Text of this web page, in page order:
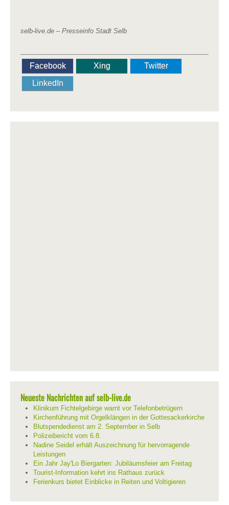
selb-live.de – Presseinfo Stadt Selb
Facebook Xing
Twitter
LinkedIn
Neueste Nachrichten auf selb-live.de
Klinikum Fichtelgebirge warnt vor Telefonbetrügern
Kirchenführung mit Orgelklängen in der Gottesackerkirche
Blutspendedienst am 2. September in Selb
Polizeibericht vom 6.8.
Nadine Seidel erhält Auszeichnung für hervorragende
Leistungen
Ein Jahr Jay'Lo Biergarten: Jubiläumsfeier am Freitag
Tourist-Information kehrt ins Rathaus zurück
Ferienkurs bietet Einblicke in Reiten und Voltigieren